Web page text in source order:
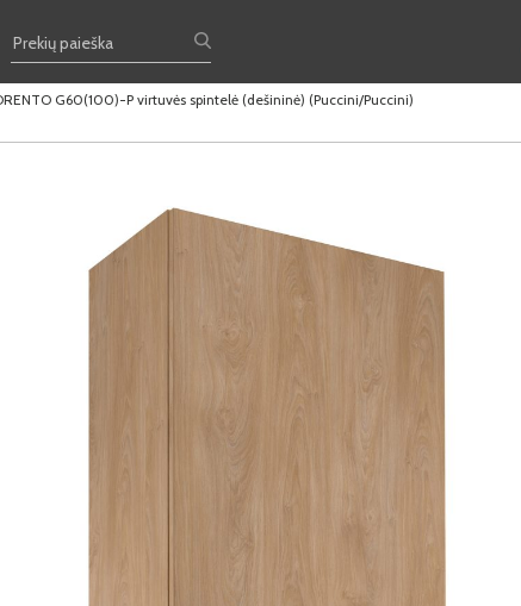
G60(100)-P virtuvės spintelė (dešininė) (Puccini/Puccini)